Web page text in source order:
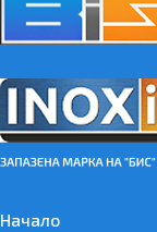
Начало